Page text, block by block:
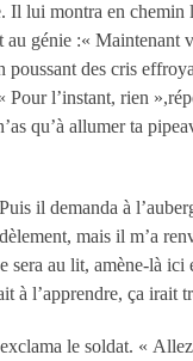
Il lui montra en chemin
génie :« Maintenant
des cris
Pour l’instant, rien
qu’à allumer ta
il demanda à
mais il m’a
au lit, amène-là ici
à l’apprendre, ça irait
le soldat. «